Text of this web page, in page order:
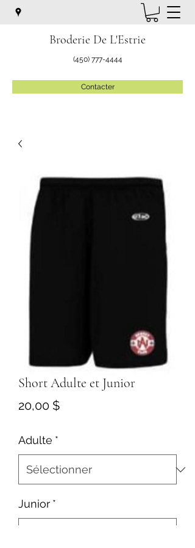
Broderie De L'Estrie
(450) 777-4444
Contacter
Short Adulte et Junior
20,00 $Prix
Adulte *
Junior *